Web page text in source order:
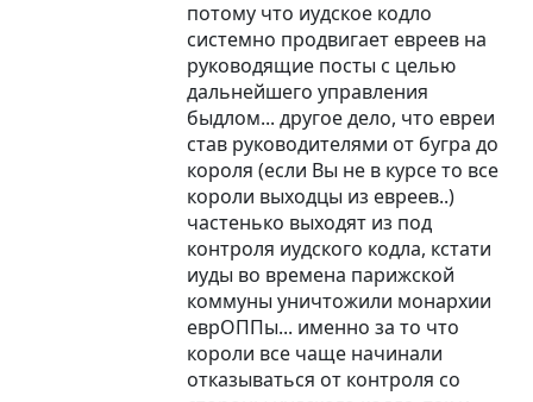
потому что иудское кодло
системно продвигает евреев на
руководящие посты с целью
дальнейшего управления
быдлом... другое дело, что евреи
став руководителями от бугра до
короля (если Вы не в курсе то все
короли выходцы из евреев..)
частенько выходят из под
контроля иудского кодла, кстати
иуды во времена парижской
коммуны уничтожили монархии
еврОППы... именно за то что
короли все чаще начинали
отказываться от контроля со